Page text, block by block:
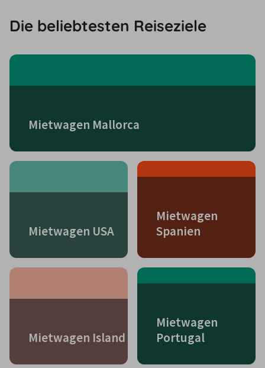
Die beliebtesten Reiseziele
Mietwagen Mallorca
Mietwagen USA
Mietwagen
Spanien
Mietwagen Island
Mietwagen
Portugal